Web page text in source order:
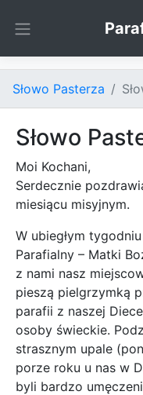
Słowo Pasterza
Słowo
Moi Kochani,
Serdecznie
miesiącu misyjnym.
W ubiegłym
Parafialny – Matki
z nami nasz
pieszą pielgrzymką
parafii z naszej
osoby świeckie.
strasznym upale
porze roku u nas w
byli bardzo